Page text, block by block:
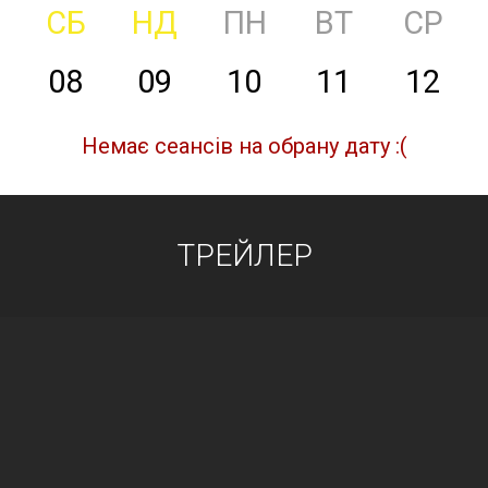
СБ НД ПН ВТ СР
08 09 10 11 12
Немає сеансів на обрану дату :(
ТРЕЙЛЕР